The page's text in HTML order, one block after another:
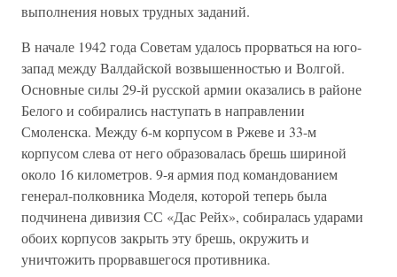
выполнения новых трудных заданий.
В начале 1942 года Советам удалось прорваться на юго-
запад между Валдайской возвышенностью и Волгой.
Основные силы 29-й русской армии оказались в районе
Белого и собирались наступать в направлении
Смоленска. Между 6-м корпусом в Ржеве и 33-м
корпусом слева от него образовалась брешь шириной
около 16 километров. 9-я армия под командованием
генерал-полковника Моделя, которой теперь была
подчинена дивизия СС «Дас Рейх», собиралась ударами
обоих корпусов закрыть эту брешь, окружить и
уничтожить прорвавшегося противника.